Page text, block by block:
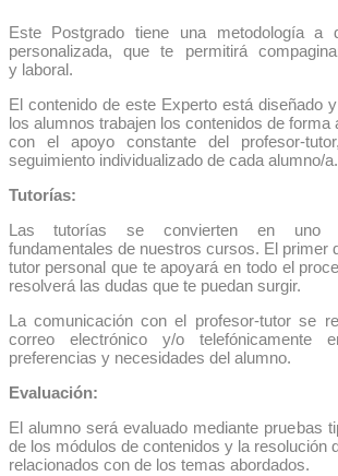
Este Postgrado tiene una metodología a
personalizada, que te permitirá
y laboral.
El contenido de este Experto está diseñado
los alumnos trabajen los contenidos de forma
con el apoyo constante del profesor-
seguimiento individualizado de cada alumno/a.
Tutorías:
Las tutorías se convierten en uno
fundamentales de nuestros cursos. El primer
tutor personal que te apoyará en todo el
resolverá las dudas que te puedan surgir.
La comunicación con el profesor-tutor se
correo electrónico y/o telefónicamente
preferencias y necesidades del alumno.
Evaluación:
El alumno será evaluado mediante pruebas
de los módulos de contenidos y la resolución
relacionados con de los temas abordados.